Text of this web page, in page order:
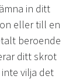
in ditt
eller till en
beroende
ditt skrot
vilja det